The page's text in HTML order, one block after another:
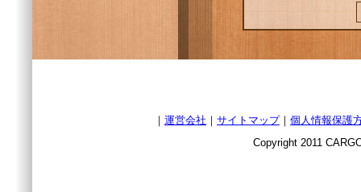
｜ 運営会社 ｜ サイトマップ｜ 個人情報保護
Copyright 2011